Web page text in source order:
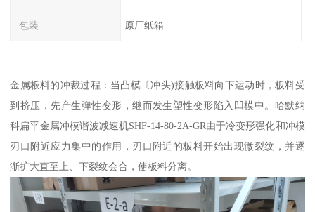
包装 原厂纸箱
金属板料的冲裁过程：当凸模〔冲头)接触板料向下运动时，板料受
到挤压，先产生弹性变形，继而发生塑性变形陷入凹模中。哈默纳
科扁平金属冲模谐波减速机SHF-14-80-2A-GR由于冷变形强化和冲模
刃口附近应力集中的作用，刃口附近的板料开始出现微裂纹，并逐
渐扩大直至上、下裂纹会合，使板料分离。